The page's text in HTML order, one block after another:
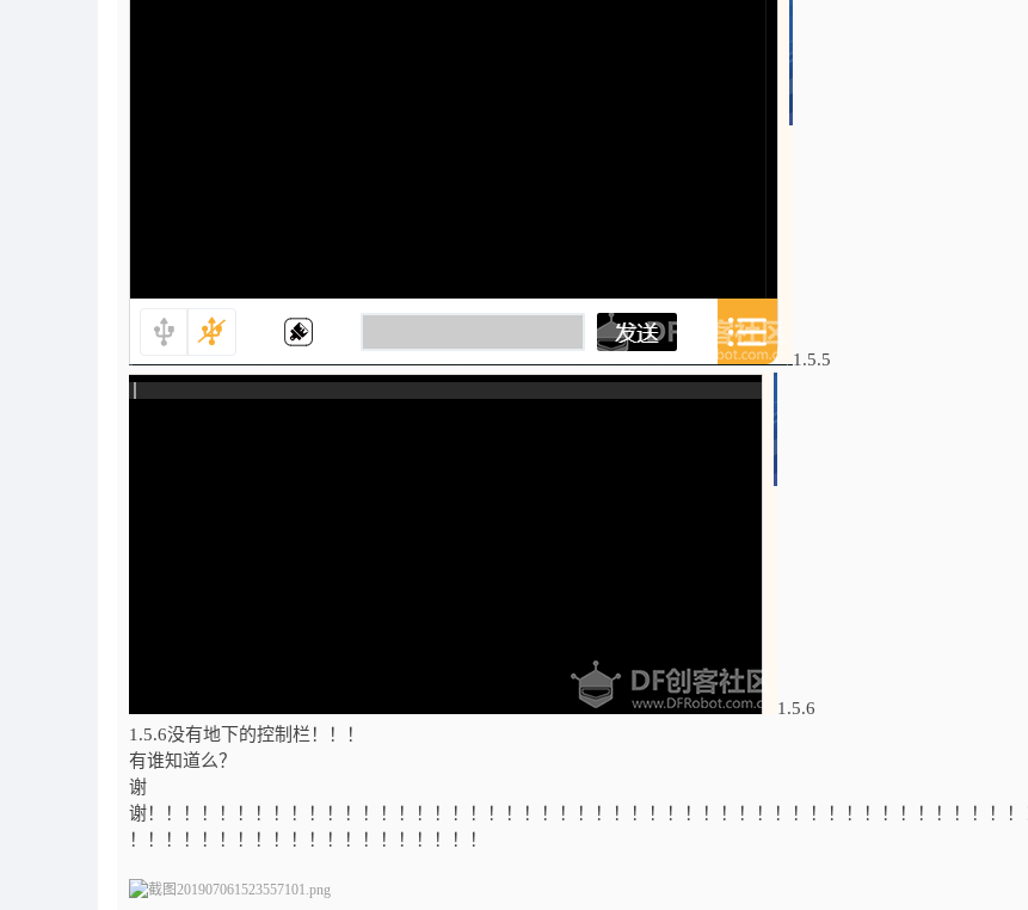
1.5.5
1.5.6
1.5.6没有地下的控制栏！！！
有谁知道么？
谢
谢！！！！！！！！！！！！！！！！！！！！！！！！！！！！！！！！！！！！！！！！！！！！！！！！！
！！！！！！！！！！！！！！！！！！！！